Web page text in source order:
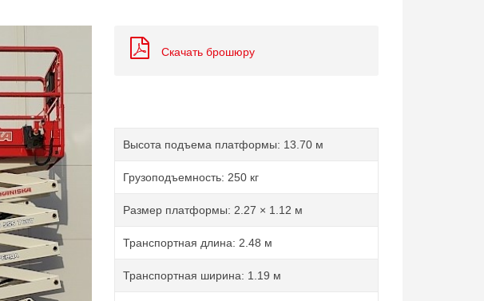
Скачать брошюру
Высота подъема платформы: 13.70 м
Грузоподъемность: 250 кг
Размер платформы: 2.27 × 1.12 м
Транспортная длина: 2.48 м
Транспортная ширина: 1.19 м